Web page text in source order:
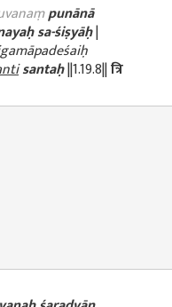
punānā
sa-śiṣyāḥ|
santaḥ||1.19.8||त्रि